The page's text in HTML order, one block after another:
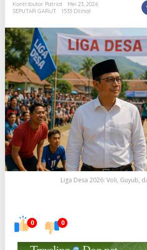
Kontributor Patriot
Mei 23, 2026
SEPUTAR GARUT
1533 Dilihat
Liga Desa 2026: Voli, Guyub,
0 0